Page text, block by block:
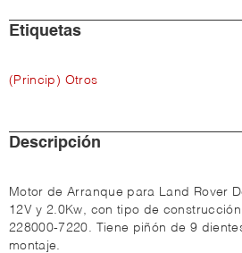
Etiquetas
(Princip) Otros
Descripción
Motor de Arranque para Land Rover
12V y 2.0Kw, con tipo de
228000-7220. Tiene piñón de 9
montaje.